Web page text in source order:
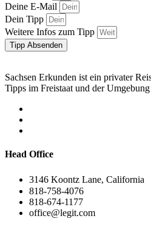
Deine E-Mail
Dein Tipp
Weitere Infos zum Tipp
Tipp Absenden
Sachsen Erkunden ist ein privater
Tipps im Freistaat und der
Head Office
3146 Koontz Lane, California
818-758-4076
818-674-1177
office@legit.com